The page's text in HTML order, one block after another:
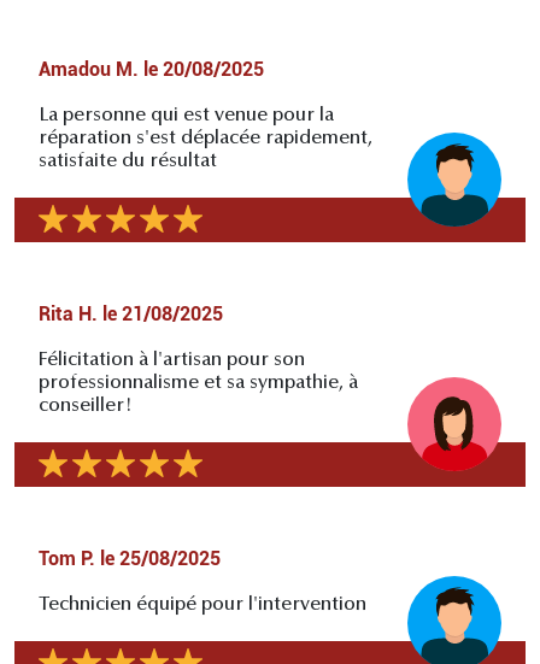
Amadou M. le 20/08/2025
La personne qui est venue pour la
réparation s'est déplacée rapidement,
satisfaite du résultat
Rita H. le 21/08/2025
Félicitation à l'artisan pour son
professionnalisme et sa sympathie, à
conseiller!
Tom P. le 25/08/2025
Technicien équipé pour l'intervention